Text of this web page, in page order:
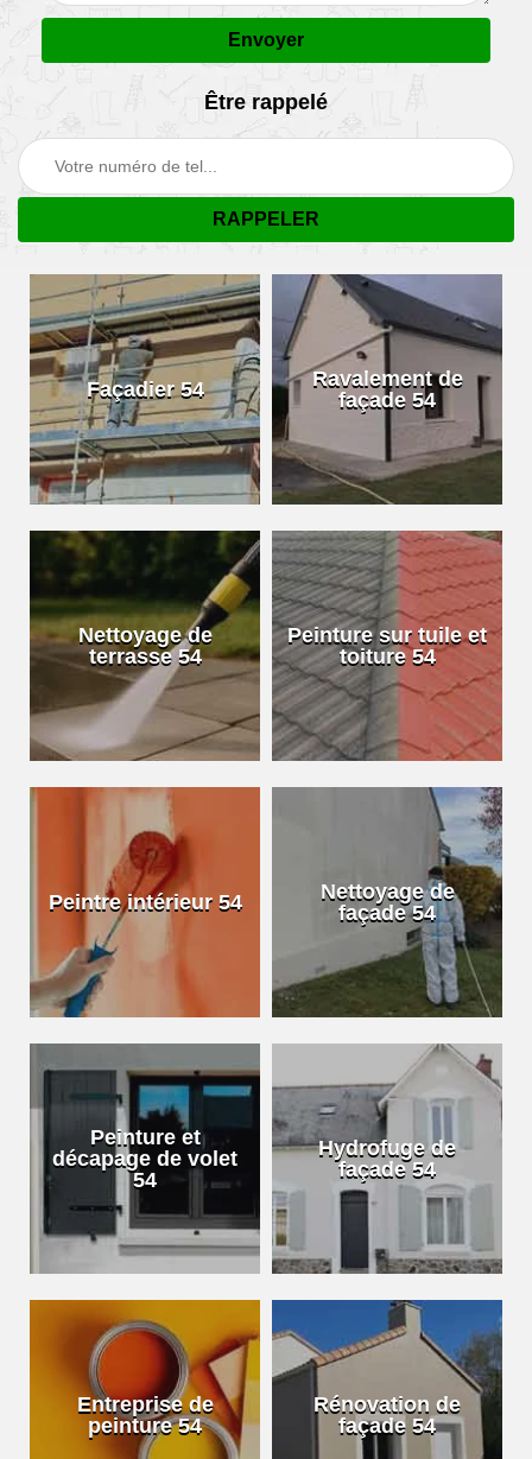
Être rappelé
Façadier 54
Ravalement de
façade 54
Nettoyage de
terrasse 54
Peinture sur tuile et
toiture 54
Peintre intérieur 54
Nettoyage de
façade 54
Peinture et
décapage de volet
54
Hydrofuge de
façade 54
Entreprise de
peinture 54
Rénovation de
façade 54